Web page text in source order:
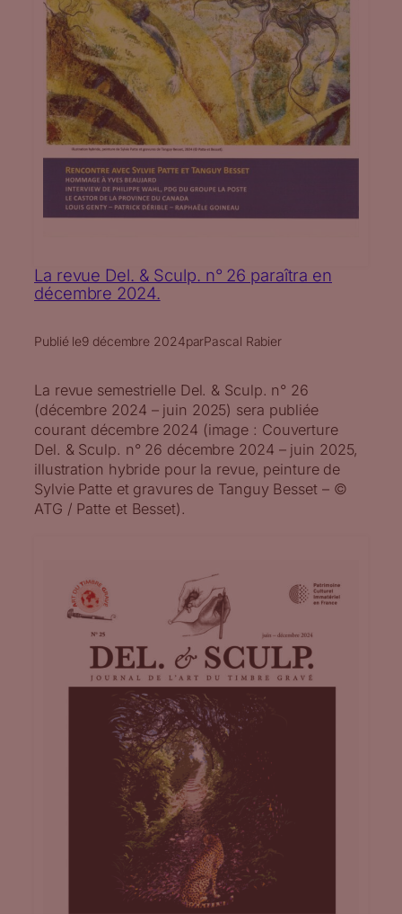
La revue Del. & Sculp. n° 26 paraîtra en
décembre 2024.
Publié le9 décembre 2024parPascal Rabier
La revue semestrielle Del. & Sculp. n° 26
(décembre 2024 – juin 2025) sera publiée
courant décembre 2024 (image : Couverture
Del. & Sculp. n° 26 décembre 2024 – juin 2025,
illustration hybride pour la revue, peinture de
Sylvie Patte et gravures de Tanguy Besset – ©
ATG / Patte et Besset).